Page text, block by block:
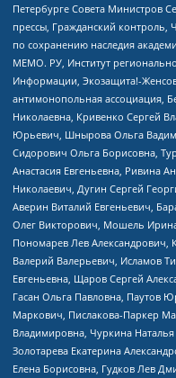
Петербурге Совета Министров
прессы, Гражданский контроль,
по сохранению наследия
МЕМО. РУ, Институт
Информации, Экозащита!-
антимонопольная ассоциация,
Николаевна, Кривенко Сергей
Юрьевич, Шнырова Ольга
Сидорович Ольга Борисовна,
Анастасия Евгеньевна, Ривина
Николаевич, Дугин Сергей
Аверин Виталий Евгеньевич,
Олег Викторович, Мошель
Пономарев Лев Александрович,
Валерий Валерьевич, Исламов
Евгеньевна, Щаров Сергей
Гасан Ольга Павловна, Паутов
Маркович, Пислакова-Паркер
Владимировна, Чуркина
Золотарева Екатерина
Елена Борисовна, Гудков Лев